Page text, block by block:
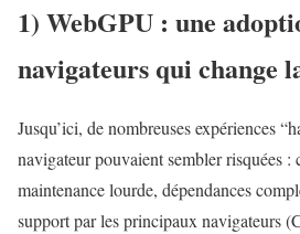
1) WebGPU : une
navigateurs qui change
Jusqu’ici, de nombreuses expériences
navigateur pouvaient sembler risquées
maintenance lourde, dépendances
support par les principaux navigateurs